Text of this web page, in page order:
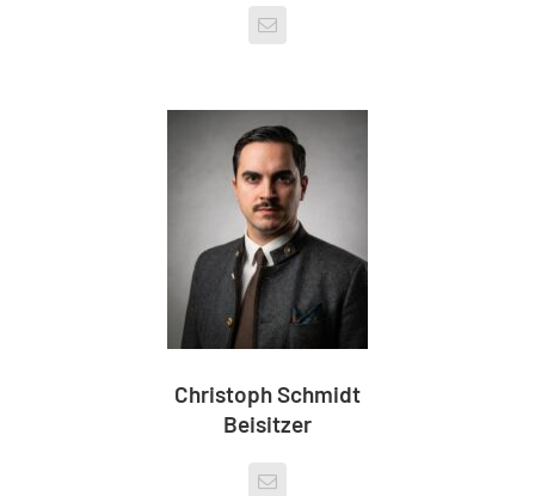
Christoph Schmidt
Beisitzer